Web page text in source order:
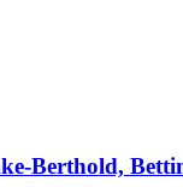
Berthold,